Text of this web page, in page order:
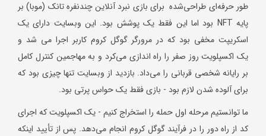
طور حرفه‌ای طراحی‌شده برای بازی نبرد آنلاین چندنفره تانک (موبا) بر
پایه NFT بود اما این فقط یک پوشش بود. این وبسایت دارای یک
اسکریپت مخفی بود که در مرورگر گوگل کروم کاربر اجرا می شد و
یک اکسپلویت روز صفر را راه اندازی می‌کرد و به مهاجمین کنترل کامل
بر رایانه شخصی قربانی را می‌داد. بازدید از وبسایت تنها چیزی بود که
برای آلوده شدن لازم بود - بازی فقط یک حواس پرتی بود.
ما توانستیم مرحله اول حمله را استخراج کنیم - یک اکسپلویت که اجرای
کد از راه دور را در فرآیند گوگل کروم انجام می‌دهد. پس از تأیید اینکه